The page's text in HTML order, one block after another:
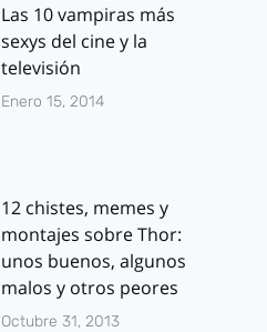
Las 10 vampiras más
sexys del cine y la
televisión
Enero 15, 2014
12 chistes, memes y
montajes sobre Thor:
unos buenos, algunos
malos y otros peores
Octubre 31, 2013